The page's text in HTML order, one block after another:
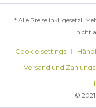
* Alle Preise inkl. gesetzl.
nicht
Cookie settings
Versand und
©